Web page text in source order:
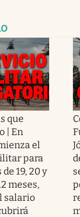
que
| En
el
para
19, 20 y
meses,
salario